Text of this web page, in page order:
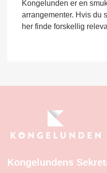
Kongelunden er en
arrangementer. Hvis du
her finde forskellig
Kongelundens